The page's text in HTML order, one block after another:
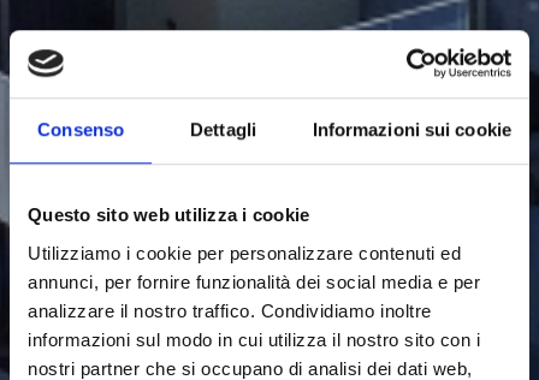
Consenso Dettagli Informazioni sui cookie
Questo sito web utilizza i cookie
Utilizziamo i cookie per personalizzare contenuti ed
annunci, per fornire funzionalità dei social media e per
analizzare il nostro traffico. Condividiamo inoltre
informazioni sul modo in cui utilizza il nostro sito con i
nostri partner che si occupano di analisi dei dati web,